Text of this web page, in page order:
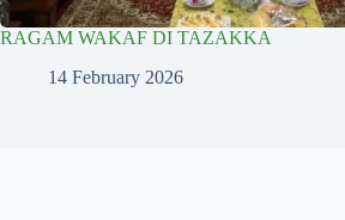
RAGAM WAKAF DI TAZAKKA
14 February 2026